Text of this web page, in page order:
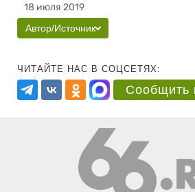
18 июля 2019
Автор/Источник
ЧИТАЙТЕ НАС В СОЦСЕТЯХ:
Сообщить